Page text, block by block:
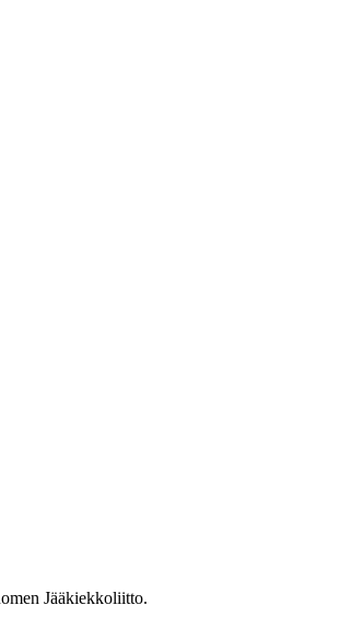
Jääkiekkoliitto.